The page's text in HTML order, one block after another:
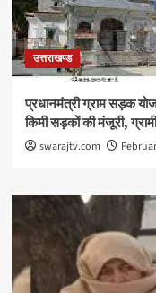
उत्तराखण्ड
प्रधानमंत्री ग्राम सड़क
किमी सड़कों की मंजूरी,
swarajtv.com